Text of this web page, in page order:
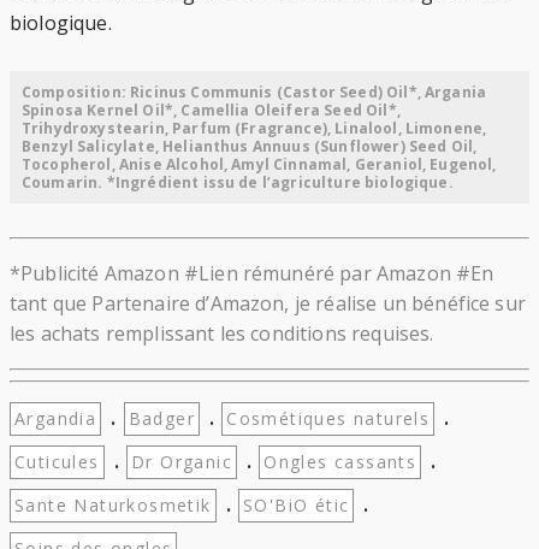
biologique.
Composition: Ricinus Communis (Castor Seed) Oil*, Argania
Spinosa Kernel Oil*, Camellia Oleifera Seed Oil*,
Trihydroxystearin, Parfum (Fragrance), Linalool, Limonene,
Benzyl Salicylate, Helianthus Annuus (Sunflower) Seed Oil,
Tocopherol, Anise Alcohol, Amyl Cinnamal, Geraniol, Eugenol,
Coumarin. *Ingrédient issu de l’agriculture biologique.
*Publicité Amazon #Lien rémunéré par Amazon #En
tant que Partenaire d’Amazon, je réalise un bénéfice sur
les achats remplissant les conditions requises.
Argandia . Badger . Cosmétiques naturels .
Cuticules . Dr Organic . Ongles cassants .
Sante Naturkosmetik . SO'BiO étic .